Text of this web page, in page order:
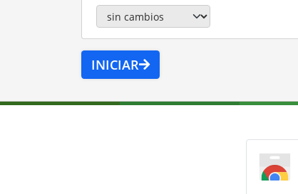
INICIAR